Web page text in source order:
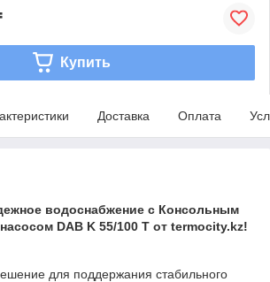
Купить
Доставка Оплата
водоснабжение с Консольным
DAB K 55/100 T от termocity.kz!
для поддержания стабильного